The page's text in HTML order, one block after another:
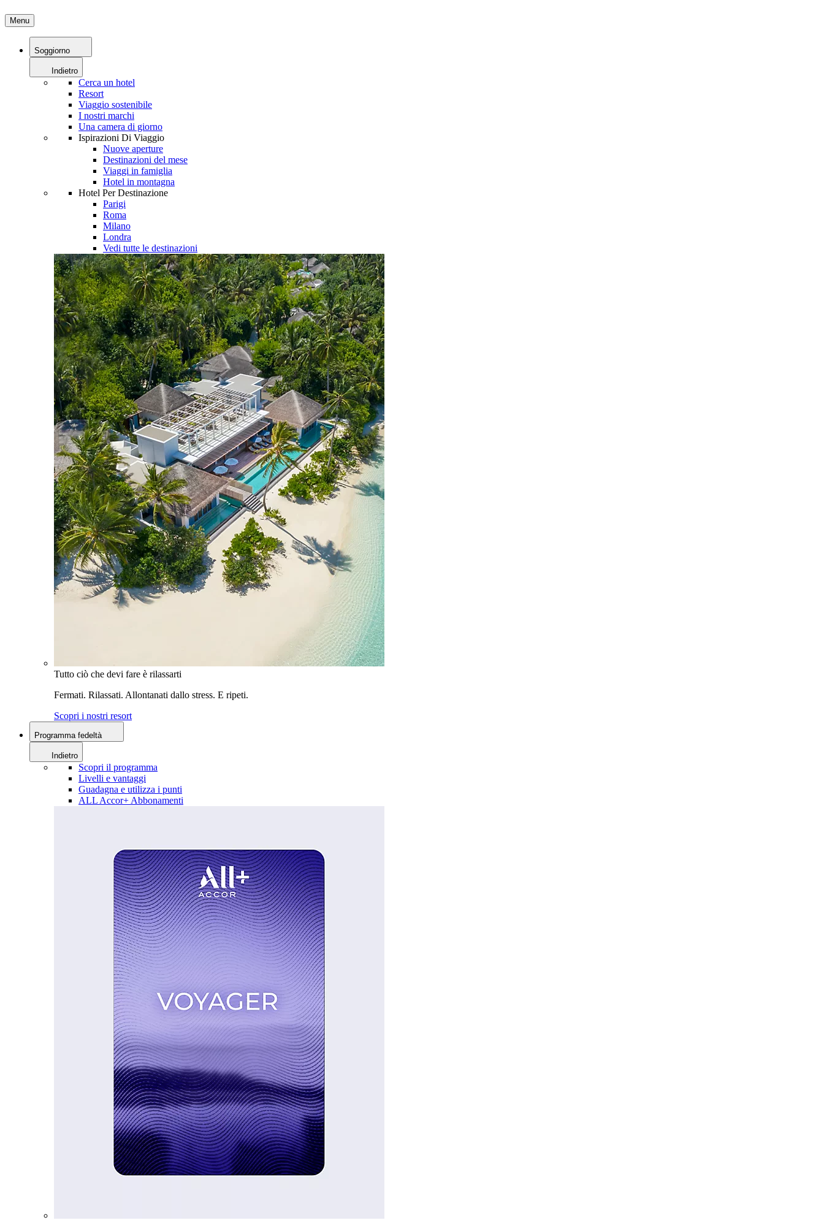
Menu
Soggiorno
Indietro
Cerca un hotel
Resort
Viaggio sostenibile
I nostri marchi
Una camera di giorno
Ispirazioni Di Viaggio
Nuove aperture
Destinazioni del mese
Viaggi in famiglia
Hotel in montagna
Hotel Per Destinazione
Parigi
Roma
Milano
Londra
Vedi tutte le destinazioni
Tutto ciò che devi fare è rilassarti
Fermati. Rilassati. Allontanati dallo stress. E ripeti.
Scopri i nostri resort
Programma fedeltà
Indietro
Scopri il programma
Livelli e vantaggi
Guadagna e utilizza i punti
ALL Accor+ Abbonamenti